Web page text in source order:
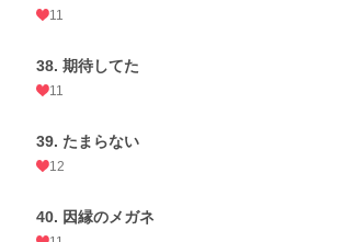
11
38. 期待してた
11
39. たまらない
12
40. 因縁のメガネ